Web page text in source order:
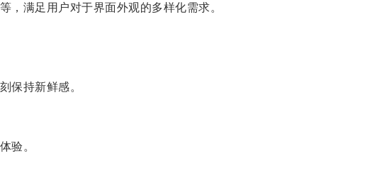
满足用户对于界面外观的多样化需求。
保持新鲜感。
验。